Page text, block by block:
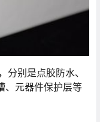
别是点胶防水、
、元器件保护层等